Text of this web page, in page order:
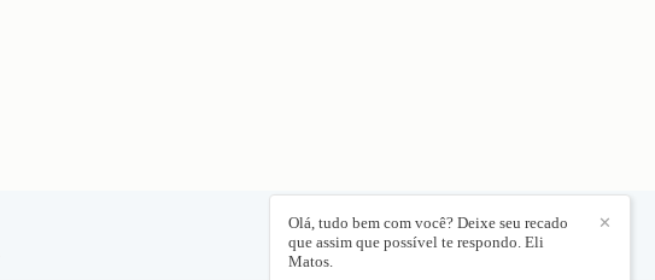
CONTATO
✕
Olá, tudo bem com você? Deixe seu recado
que assim que possível te respondo. Eli
Matos.